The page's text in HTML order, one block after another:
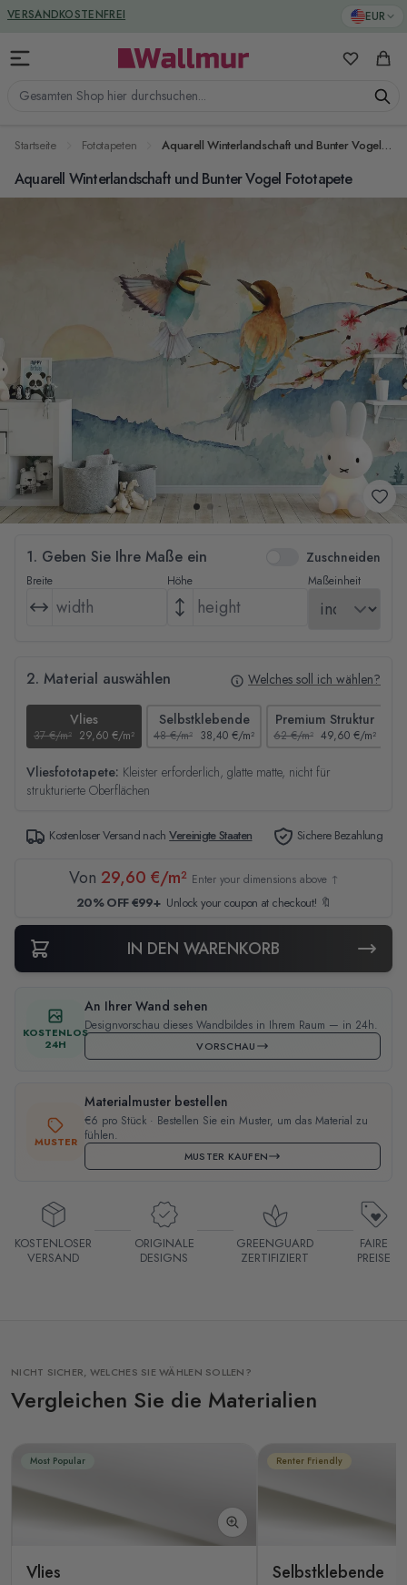
Zum Inhalt springen EUR
Gesamten Shop hier durchsuchen...
Meine
VERSANDKOSTENFREI
GREENGUARD ZERTIFIZIERT
Startseite Fototapeten Aquarell Winterlandschaft und Bunter Vogel Fototapete
Aquarell Winterlandschaft und Bunter Vogel Fototapete
1. Geben Sie Ihre Maße ein Zuschneiden
Breite Höhe Maßeinheit
2. Material auswählen Welches soll ich wählen?
Vlies
37 €/m² 29,60 €/m²
Selbstklebende
48 €/m² 38,40 €/m²
Premium Struktur
62 €/m² 49,60 €/m²
Vliesfototapete: Kleister erforderlich, glatte matte, nicht für
strukturierte Oberflächen
Kostenloser Versand nachVereinigte Staaten Sichere Bezahlung
Von 29,60 €/m² Enter your dimensions above ↑
20% OFF €99+ Unlock your coupon at checkout! 🔖
IN DEN WARENKORB
KOSTENLOS
24H
An Ihrer Wand sehen
Designvorschau dieses Wandbildes in Ihrem Raum — in 24h.
VORSCHAU
MUSTER
Materialmuster bestellen
€6 pro Stück · Bestellen Sie ein Muster, um das Material zu
fühlen.
MUSTER KAUFEN
KOSTENLOSER
VERSAND
ORIGINALE
DESIGNS
GREENGUARD
ZERTIFIZIERT
FAIRE
PREISE
NICHT SICHER, WELCHES SIE WÄHLEN SOLLEN?
Vergleichen Sie die Materialien
Most Popular
Vlies
Renter Friendly
Selbstklebende